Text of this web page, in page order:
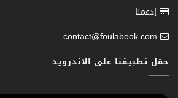
إدعمنا
contact@foulabook.com
حمّل تطبيقنا على الاندرويد